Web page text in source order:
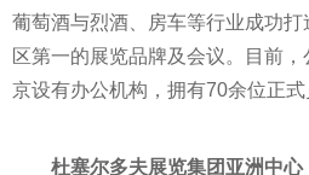
葡萄酒与烈酒、房车等行业成功
区第一的展览品牌及会议。目前
京设有办公机构，拥有70余位正
杜塞尔多夫展览集团亚洲中心